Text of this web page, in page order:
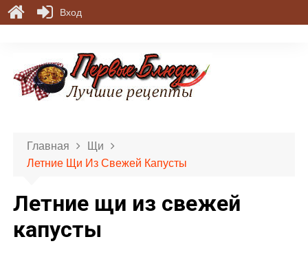
Главная
Щи
Летние Щи Из Свежей Капусты
Летние щи из свежей
капусты
Вход